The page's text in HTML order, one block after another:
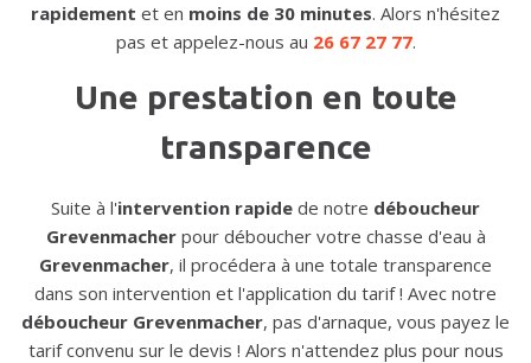
rapidement et en moins de 30 minutes. Alors n'hésitez
pas et appelez-nous au 26 67 27 77.
Une prestation en toute
transparence
Suite à l'intervention rapide de notre déboucheur
Grevenmacherpour déboucher votre chasse d'eau à
Grevenmacher, il procédera à une totale transparence
dans son intervention et l'application du tarif ! Avec notre
déboucheur Grevenmacher, pas d'arnaque, vous payez le
tarif convenu sur le devis ! Alors n'attendez plus pour nous